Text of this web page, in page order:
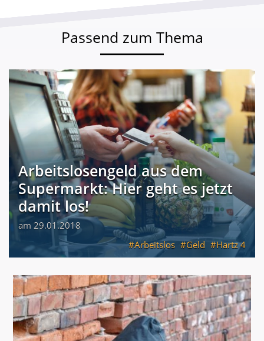
Passend zum Thema
Arbeitslosengeld aus dem
Supermarkt: Hier geht es jetzt
damit los!
am 29.01.2018
Arbeitslos
Geld Hartz 4